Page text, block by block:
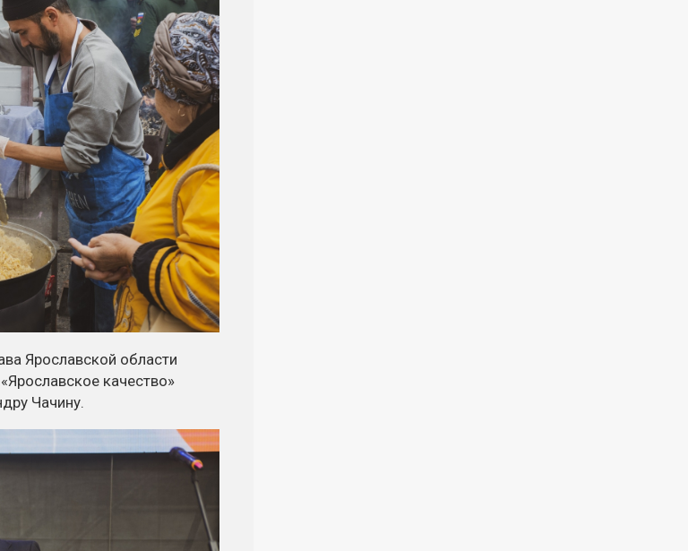
Ярославской области
качество»
Чачину.